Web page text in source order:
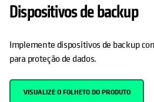
Dispositivos de backup
Implemente dispositivos de backup
para proteção de dados.
VISUALIZE O FOLHETO DO PRODUTO